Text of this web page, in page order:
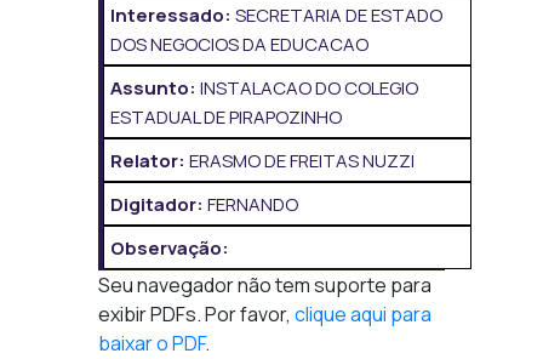
Interessado: SECRETARIA DE ESTADO
DOS NEGOCIOS DA EDUCACAO
Assunto: INSTALACAO DO COLEGIO
ESTADUAL DE PIRAPOZINHO
Relator: ERASMO DE FREITAS NUZZI
Digitador: FERNANDO
Observação:
Seu navegador não tem suporte para
exibir PDFs. Por favor, clique aqui para
baixar o PDF.